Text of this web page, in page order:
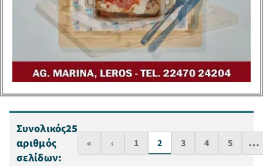
Συνολικός
αριθμός
σελίδων:
25
« ‹ 1 2 3 4 5 …